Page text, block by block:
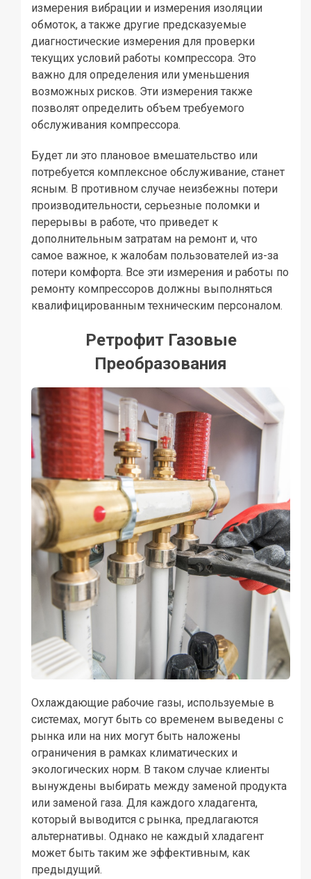
измерения вибрации и измерения изоляции
обмоток, а также другие предсказуемые
диагностические измерения для проверки
текущих условий работы компрессора. Это
важно для определения или уменьшения
возможных рисков. Эти измерения также
позволят определить объем требуемого
обслуживания компрессора.
Будет ли это плановое вмешательство или
потребуется комплексное обслуживание, станет
ясным. В противном случае неизбежны потери
производительности, серьезные поломки и
перерывы в работе, что приведет к
дополнительным затратам на ремонт и, что
самое важное, к жалобам пользователей из-за
потери комфорта. Все эти измерения и работы по
ремонту компрессоров должны выполняться
квалифицированным техническим персоналом.
Ретрофит Газовые
Преобразования
Охлаждающие рабочие газы, используемые в
системах, могут быть со временем выведены с
рынка или на них могут быть наложены
ограничения в рамках климатических и
экологических норм. В таком случае клиенты
вынуждены выбирать между заменой продукта
или заменой газа. Для каждого хладагента,
который выводится с рынка, предлагаются
альтернативы. Однако не каждый хладагент
может быть таким же эффективным, как
предыдущий.